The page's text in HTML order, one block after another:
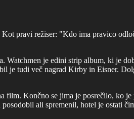
Kot pravi režiser: "Kdo ima pravico
Watchmen je edini strip album, ki je
je tudi več nagrad Kirby in Eisner.
film. Končno se jima je posrečilo, ko
ali spremenil, hotel je ostati